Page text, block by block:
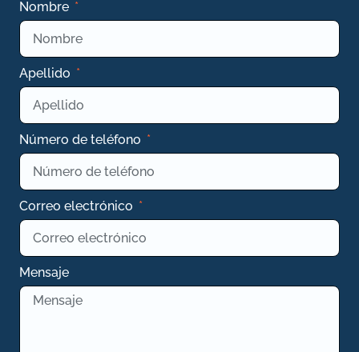
Nombre
Apellido
Número de teléfono
Correo electrónico
Mensaje